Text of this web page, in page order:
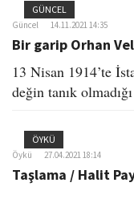
GÜNCEL
Güncel 14.11.2021 14:35
Bir garip Orhan
13 Nisan 1914’te
değin tanık
ÖYKÜ
Öykü 27.04.2021 18:14
Taşlama / Halit